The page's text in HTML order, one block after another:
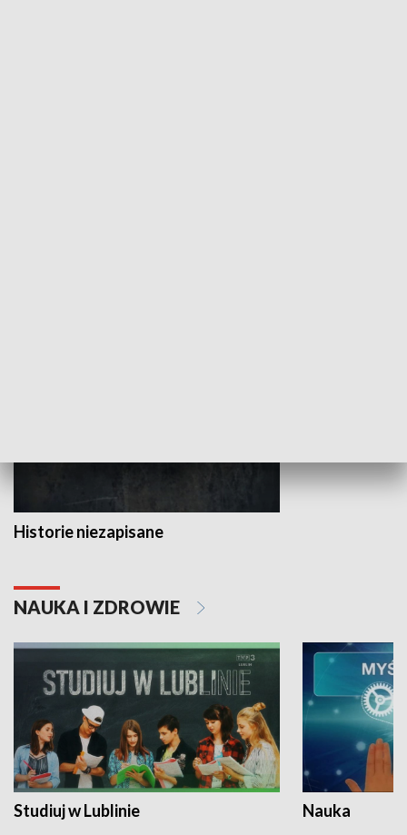
Historie niezapisane
NAUKA I ZDROWIE
Studiuj w Lublinie Nauka